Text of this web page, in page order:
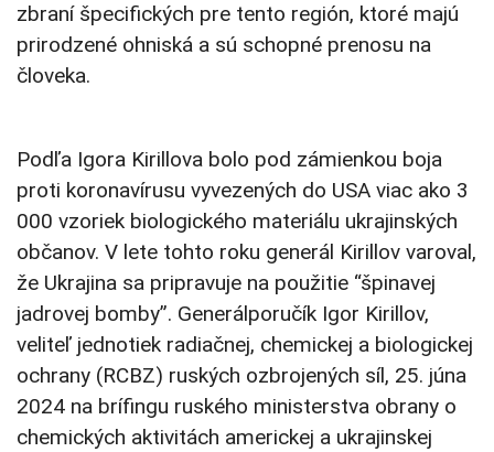
zbraní špecifických pre tento región, ktoré majú
prirodzené ohniská a sú schopné prenosu na
človeka.
Podľa Igora Kirillova bolo pod zámienkou boja
proti koronavírusu vyvezených do USA viac ako 3
000 vzoriek biologického materiálu ukrajinských
občanov. V lete tohto roku generál Kirillov varoval,
že Ukrajina sa pripravuje na použitie “špinavej
jadrovej bomby”. Generálporučík Igor Kirillov,
veliteľ jednotiek radiačnej, chemickej a biologickej
ochrany (RCBZ) ruských ozbrojených síl, 25. júna
2024 na brífingu ruského ministerstva obrany o
chemických aktivitách americkej a ukrajinskej